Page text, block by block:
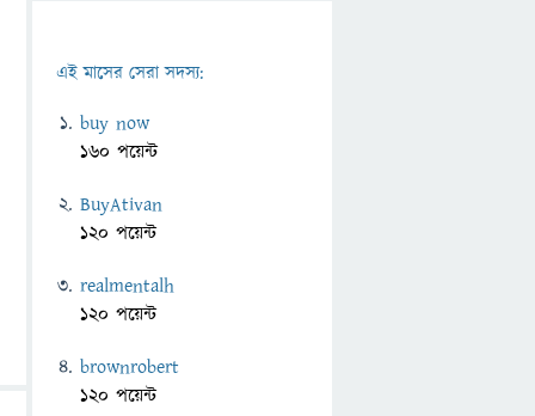
এই মাসের সেরা সদস্য:
buy now
160 পয়েন্ট
BuyAtivan
120 পয়েন্ট
realmentalh
120 পয়েন্ট
brownrobert
120 পয়েন্ট